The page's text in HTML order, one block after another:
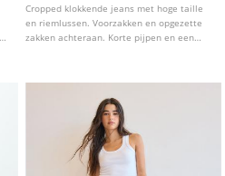
Cropped klokkende jeans met hoge taille
en riemlussen. Voorzakken en opgezette
zakken achteraan. Korte pijpen en een
verschillende kleuren.